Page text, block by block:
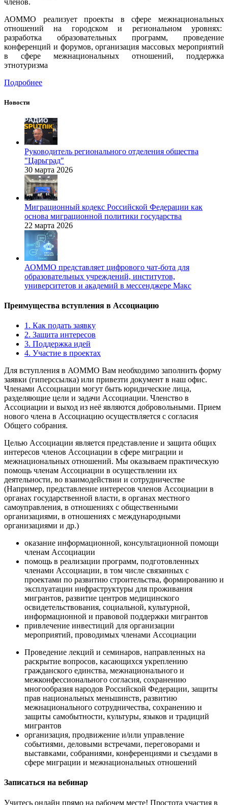
членов.
АОММО реализует проекты в сфере межнациональных
отношений на городском и региональном уровнях:
разработка образовательных программ, проведение
конференций и форумов, организация массовых мероприятий
в сфере межнациональных отношений, поддержка
этнотуризма
Подробнее
Новости
Руководитель регионального отделения общества
"Царьград"
30 марта 2026
Миграционный кодекс Российской Федерации как
основа миграционной политики государства
22 марта 2026
АОММО представляет цифрового чат-бота для
образовательных учреждений, институтов,
университетов и академий в мессенджере Макс
Преимущества вступления в Ассоциацию
1. Как подать заявку
2. Защита интересов
3. Поддержка идей
4. Участие в проектах
Для вступления в АОММО Вам необходимо заполнить форму
заявки (гиперссылка) или привезти документ в наш офис.
Членами Ассоциации могут быть юридические лица,
разделяющие цели и задачи Ассоциации. Членство в
Ассоциации и выход из неё являются добровольными. Прием
нового члена в Ассоциацию осуществляется с согласия
Общего собрания.
Целью Ассоциации является представление и защита общих
интересов членов Ассоциации в сфере миграции и
межнациональных отношений. Мы оказываем практическую
помощь членам Ассоциации в осуществлении их
деятельности, во взаимодействии и сотрудничестве
(Например, представление интересов членов Ассоциации в
органах государственной власти, в органах местного
самоуправления, в отношениях с общественными
организациями, в отношениях с международными
организациями и др.)
оказание информационной, консультационной помощи
членам Ассоциации
помощь в реализации программ, подготовленных
членами Ассоциации, в том числе связанных с
проектами по развитию строительства, формированию и
эксплуатации инфраструктуры для проживания
мигрантов, развитие центров медицинского
освидетельствования, социальной, культурной,
информационной и правовой поддержки мигрантов
привлечение инвестиций для организации
мероприятий, проводимых членами Ассоциации
Проведение лекций и семинаров, направленных на
раскрытие вопросов, касающихся укреплению
гражданского единства, межнационального и
межконфессионального согласия, сохранению
многообразия народов Российской Федерации, защиты
прав национальных меньшинств, развитию
межнационального сотрудничества, сохранению и
защиты самобытности, культуры, языков и традиций
мигрантов
организация, продвижение и/или управление
событиями, деловыми встречами, переговорами и
выставками, собраниями, конференциями и съездами в
сфере миграции и межнациональных отношений
Записаться на вебинар
Учитесь онлайн прямо на рабочем месте! Простота участия в